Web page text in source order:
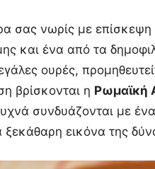
σας νωρίς με επίσκεψη
και ένα από τα
ουρές,
βρίσκονται η Ρωμαϊκή
συνδυάζονται με
ξεκάθαρη εικόνα της